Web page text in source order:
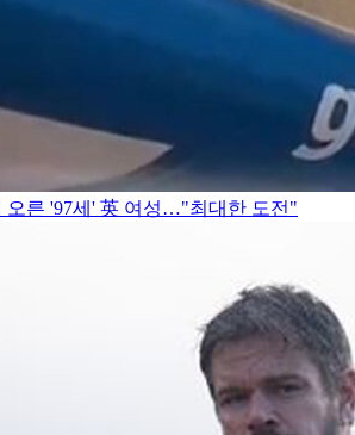
오른 '97세' 英 여성…"최대한 도전"